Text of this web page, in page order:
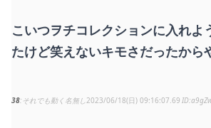
こいつヲチコレクションに入れよ
たけど笑えないキモさだったから
38 それでも動く名無し2023/06/18(日) 09:16:07.69